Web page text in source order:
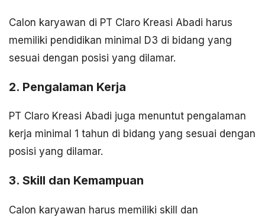
Calon karyawan di PT Claro Kreasi Abadi harus
memiliki pendidikan minimal D3 di bidang yang
sesuai dengan posisi yang dilamar.
2. Pengalaman Kerja
PT Claro Kreasi Abadi juga menuntut pengalaman
kerja minimal 1 tahun di bidang yang sesuai dengan
posisi yang dilamar.
3. Skill dan Kemampuan
Calon karyawan harus memiliki skill dan